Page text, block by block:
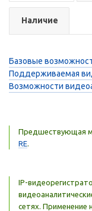
Наличие
Базовые
Поддерживаемая
Возможности
Предшествующая
RE.
IP-
сетях. Применение